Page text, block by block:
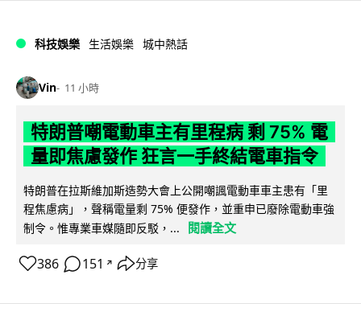
科技娛樂 生活娛樂 城中熱話
Vin 11 小時
特朗普嘲電動車主有里程病 剩 75% 電
量即焦慮發作 狂言一手終結電車指令
特朗普在拉斯維加斯造勢大會上公開嘲諷電動車車主患有「里
程焦慮病」，聲稱電量剩 75% 便發作，並重申已廢除電動車強
制令。惟專業車媒隨即反駁，...
閱讀全文
386 151 ↗ 分享